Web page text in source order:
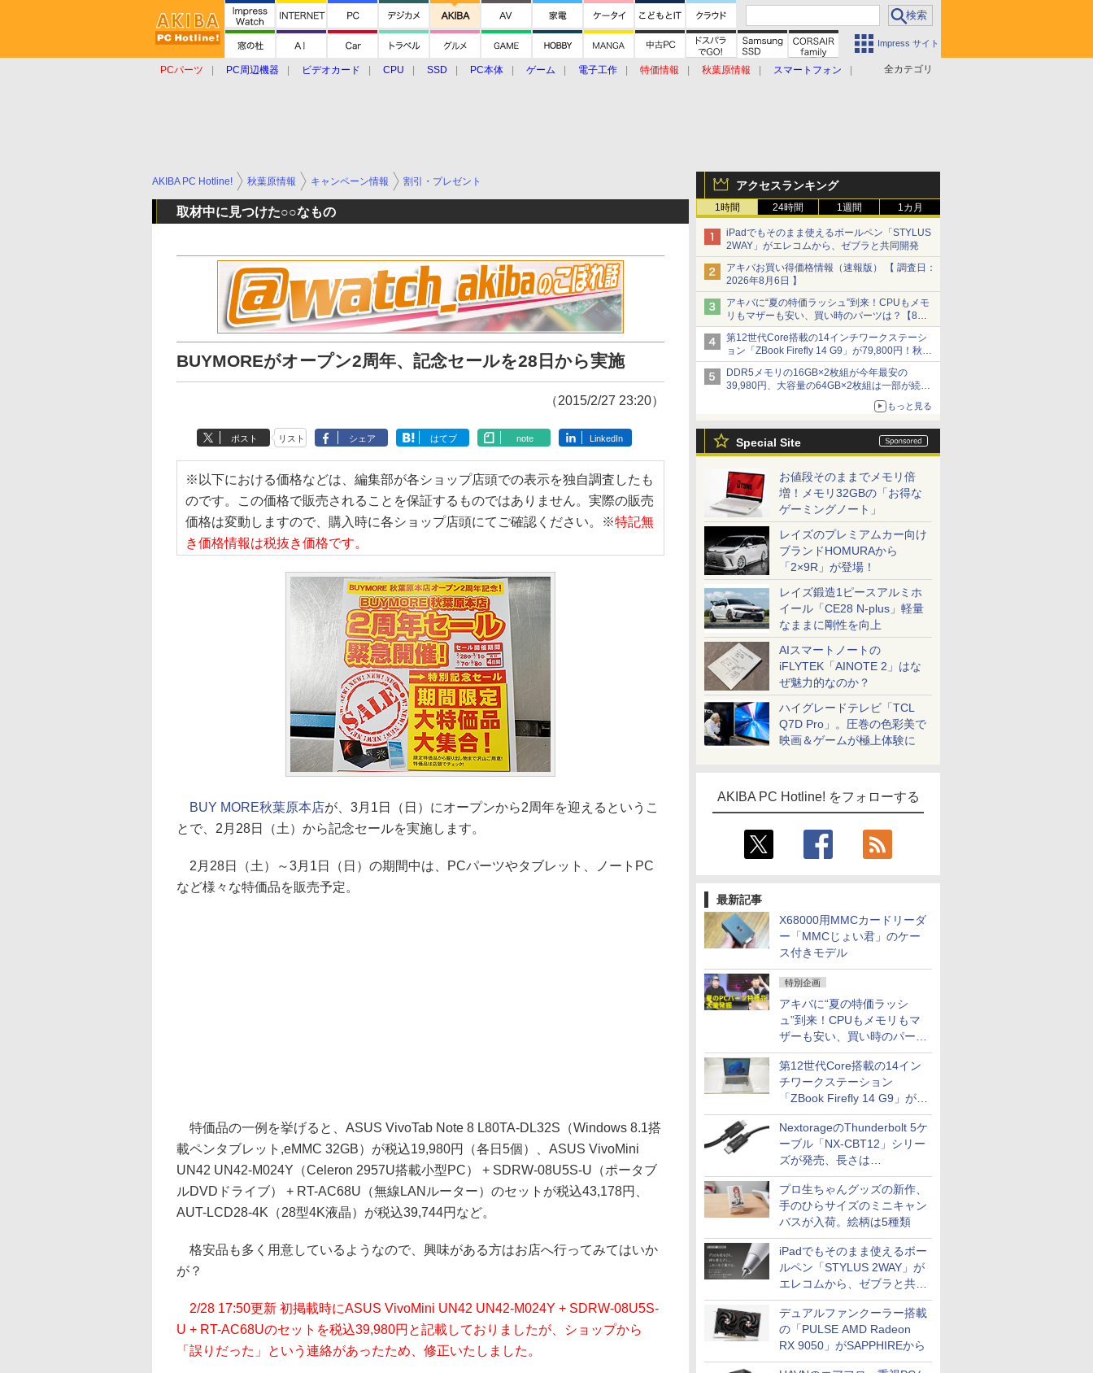
Impress サイト
全カテゴリ
PCパーツ PC周辺機器 ビデオカード CPU SSD PC本体 ゲーム 電子工作 特価情報 秋葉原情報
スマートフォン
アクセスランキング
1時間 24時間 1週間 1カ月
iPadでもそのまま使えるボールペン「STYLUS
2WAY」がエレコムから、ゼブラと共同開発
アキバお買い得価格情報（速報版） 【 調査日：
2026年8月6日 】
アキバに“夏の特価ラッシュ”到来！CPUもメモ
リもマザーも安い、買い時のパーツは？【8月7
日(金)22時配信】
第12世代Core搭載の14インチワークステーシ
ョン「ZBook Firefly 14 G9」が79,800円！秋葉
原で中古PCセール
DDR5メモリの16GB×2枚組が今年最安の
39,980円、大容量の64GB×2枚組は一部が続騰
もっと見る
Special Site
お値段そのままでメモリ倍
増！メモリ32GBの「お得な
ゲーミングノート」
レイズのプレミアムカー向け
ブランドHOMURAから
「2×9R」が登場！
レイズ鍛造1ピースアルミホ
イール「CE28 N-plus」軽量
なままに剛性を向上
AIスマートノートの
iFLYTEK「AINOTE 2」はな
ぜ魅力的なのか？
ハイグレードテレビ「TCL
Q7D Pro」。圧巻の色彩美で
映画＆ゲームが極上体験に
AKIBA PC Hotline! をフォローする
最新記事
X68000用MMCカードリーダ
ー「MMCじょい君」のケー
ス付きモデル
特別企画
アキバに“夏の特価ラッシ
ュ”到来！CPUもメモリもマ
ザーも安い、買い時のパーツ
は？【8月7日(金)22時配信】
第12世代Core搭載の14イン
チワークステーション
「ZBook Firefly 14 G9」が
79,800円！秋葉原で中古PC
セール
NextorageのThunderbolt 5ケ
ーブル「NX-CBT12」シリー
ズが発売、長さは
30cm/50cm/1mの3種類
プロ生ちゃんグッズの新作、
手のひらサイズのミニキャン
バスが入荷。絵柄は5種類
iPadでもそのまま使えるボー
ルペン「STYLUS 2WAY」が
エレコムから、ゼブラと共同
開発
デュアルファンクーラー搭載
の「PULSE AMD Radeon
RX 9050」がSAPPHIREから
AKIBA PC Hotline! 秋葉原情報 キャンペーン情報 割引・プレゼント
取材中に見つけた○○なもの
BUYMOREがオープン2周年、記念セールを28日から実施
（2015/2/27 23:20）
ポスト リスト シェア はてブ note LinkedIn
※以下における価格などは、編集部が各ショップ店頭での表示を独自調査したも
のです。この価格で販売されることを保証するものではありません。実際の販売
価格は変動しますので、購入時に各ショップ店頭にてご確認ください。※特記無
き価格情報は税抜き価格です。
BUY MORE秋葉原本店が、3月1日（日）にオープンから2周年を迎えるというこ
とで、2月28日（土）から記念セールを実施します。
2月28日（土）～3月1日（日）の期間中は、PCパーツやタブレット、ノートPC
など様々な特価品を販売予定。
特価品の一例を挙げると、ASUS VivoTab Note 8 L80TA-DL32S（Windows 8.1搭
載ペンタブレット,eMMC 32GB）が税込19,980円（各日5個）、ASUS VivoMini
UN42 UN42-M024Y（Celeron 2957U搭載小型PC） + SDRW-08U5S-U（ポータブ
ルDVDドライブ） + RT-AC68U（無線LANルーター）のセットが税込43,178円、
AUT-LCD28-4K（28型4K液晶）が税込39,744円など。
格安品も多く用意しているようなので、興味がある方はお店へ行ってみてはいか
が？
2/28 17:50更新 初掲載時にASUS VivoMini UN42 UN42-M024Y + SDRW-08U5S-
U + RT-AC68Uのセットを税込39,980円と記載しておりましたが、ショップから
「誤りだった」という連絡があったため、修正いたしました。